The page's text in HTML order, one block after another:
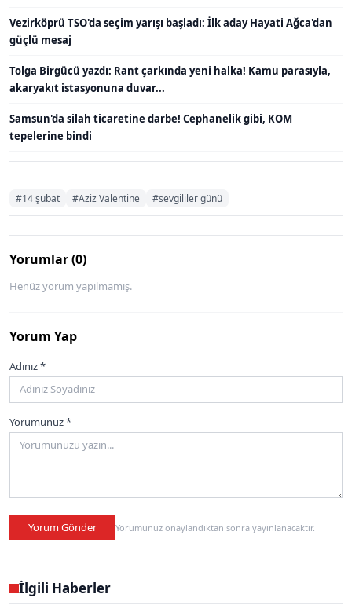
Vezirköprü TSO'da seçim yarışı başladı: İlk aday Hayati Ağca'dan
güçlü mesaj
Tolga Birgücü yazdı: Rant çarkında yeni halka! Kamu parasıyla,
akaryakıt istasyonuna duvar...
Samsun'da silah ticaretine darbe! Cephanelik gibi, KOM
tepelerine bindi
#14 şubat #Aziz Valentine #sevgililer günü
Yorumlar (0)
Henüz yorum yapılmamış.
Yorum Yap
Adınız *
Yorumunuz *
Yorum Gönder Yorumunuz onaylandıktan sonra yayınlanacaktır.
İlgili Haberler